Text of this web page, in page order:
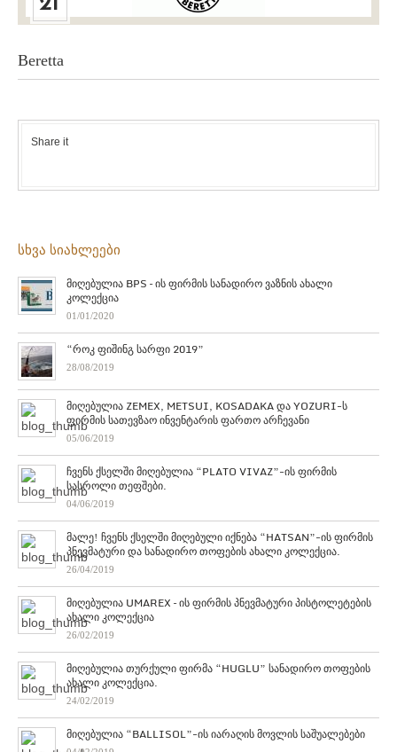
Beretta
Share it
სხვა სიახლეები
მიღებულია BPS – ის ფირმის სანადირო ვაზნის ახალი
კოლექცია
01/01/2020
“როკ ფიშინგ სარფი 2019”
28/08/2019
მიღებულია ZEMEX, METSUI, KOSADAKA და YOZURI-ს
ფირმის სათევზაო ინვენტარის ფართო არჩევანი
05/06/2019
ჩვენს ქსელში მიღებულია “PLATO VIVAZ”-ის ფირმის
სასროლი თეფშები.
04/06/2019
მალე! ჩვენს ქსელში მიღებული იქნება “HATSAN”-ის ფირმის
პნევმატური და სანადირო თოფების ახალი კოლექცია.
26/04/2019
მიღებულია UMAREX – ის ფირმის პნევმატური პისტოლეტების
ახალი კოლექცია
26/02/2019
მიღებულია თურქული ფირმა “HUGLU” სანადირო თოფების
ახალი კოლექცია.
24/02/2019
მიღებულია “BALLISOL”-ის იარაღის მოვლის საშუალებები